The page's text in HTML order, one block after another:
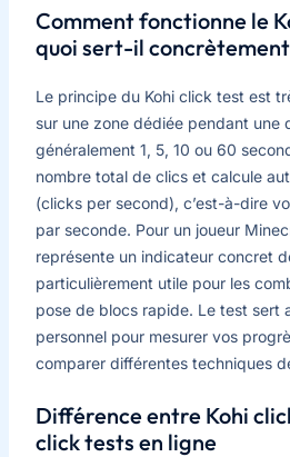
Comment fonctionne le
quoi sert-il concrètement
Le principe du Kohi click test est
sur une zone dédiée pendant une
généralement 1, 5, 10 ou 60
nombre total de clics et calcule
(clicks per second), c’est-à-dire
par seconde. Pour un joueur
représente un indicateur concret
particulièrement utile pour les
pose de blocs rapide. Le test sert
personnel pour mesurer vos
comparer différentes techniques
Différence entre Kohi
click tests en ligne